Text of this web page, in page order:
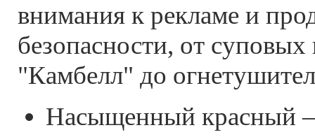
внимания к рекламе и
безопасности, от суповых
"Камбелл" до
Насыщенный красный